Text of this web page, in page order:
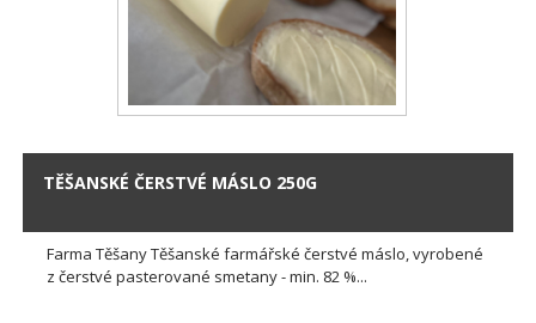
TĚŠANSKÉ ČERSTVÉ MÁSLO 250G
Farma Těšany Těšanské farmářské čerstvé máslo, vyrobené
z čerstvé pasterované smetany - min. 82 %...